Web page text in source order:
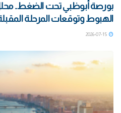
بورصة أبوظبي تحت الضغط..
الهبوط وتوقعات المرحلة